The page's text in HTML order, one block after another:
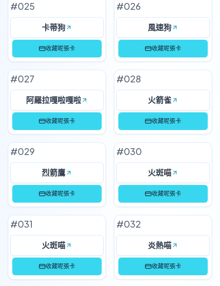
#025
卡蒂狗
收藏呢張卡
#026
風速狗
收藏呢張卡
#027
阿羅拉嘎啦嘎啦
收藏呢張卡
#028
火箭雀
收藏呢張卡
#029
烈箭鷹
收藏呢張卡
#030
火斑喵
收藏呢張卡
#031
火斑喵
收藏呢張卡
#032
炎熱喵
收藏呢張卡